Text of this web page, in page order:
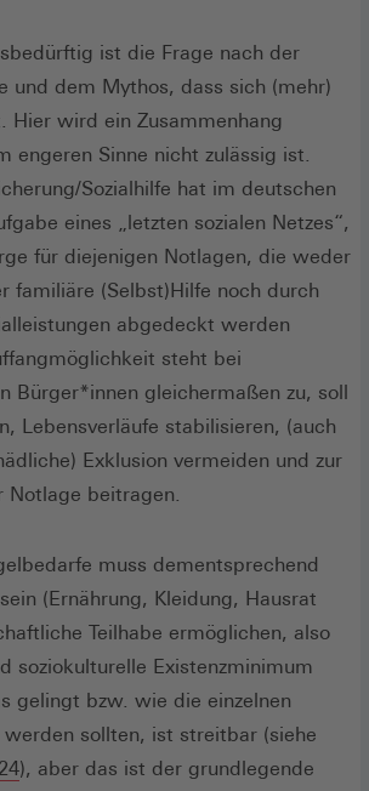
ist die Frage nach der
und dem Mythos, dass sich (mehr)
Hier wird ein Zusammenhang
engeren Sinne nicht zulässig ist.
Sozialhilfe hat im deutschen
eines „letzten sozialen Netzes“,
für diejenigen Notlagen, die weder
familiäre (Selbst)Hilfe noch durch
abgedeckt werden
steht bei
Bürger*innen gleichermaßen zu, soll
Lebensverläufe stabilisieren, (auch
Exklusion vermeiden und zur
Notlage beitragen.
muss dementsprechend
(Ernährung, Kleidung, Hausrat
Teilhabe ermöglichen, also
soziokulturelle Existenzminimum
gelingt bzw. wie die einzelnen
sollten, ist streitbar (siehe
(Öffnet
), aber das ist der grundlegende